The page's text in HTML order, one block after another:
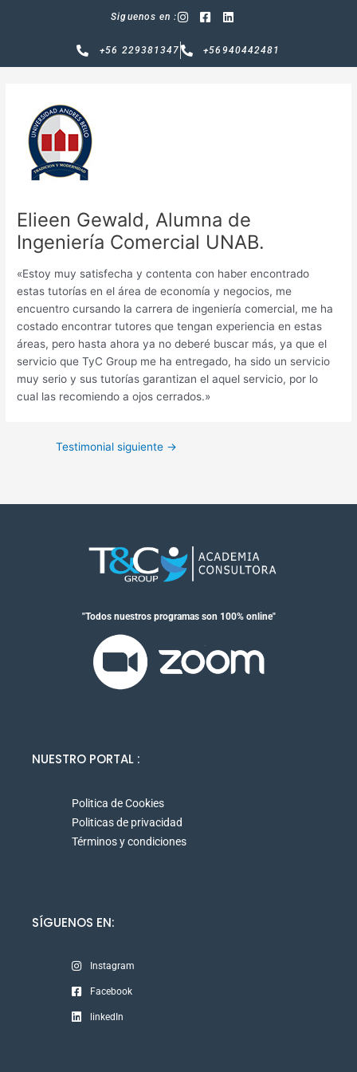
Siguenos en :
+56 229381347 +56940442481
Elieen Gewald, Alumna de
Ingeniería Comercial UNAB.
«Estoy muy satisfecha y contenta con haber encontrado
estas tutorías en el área de economía y negocios, me
encuentro cursando la carrera de ingeniería comercial, me ha
costado encontrar tutores que tengan experiencia en estas
áreas, pero hasta ahora ya no deberé buscar más, ya que el
servicio que TyC Group me ha entregado, ha sido un servicio
muy serio y sus tutorías garantizan el aquel servicio, por lo
cual las recomiendo a ojos cerrados.»
Testimonial siguiente →
"Todos nuestros programas son 100% online"
NUESTRO PORTAL :
Politica de Cookies
Politicas de privacidad
Términos y condiciones
SÍGUENOS EN:
Instagram
Facebook
linkedIn